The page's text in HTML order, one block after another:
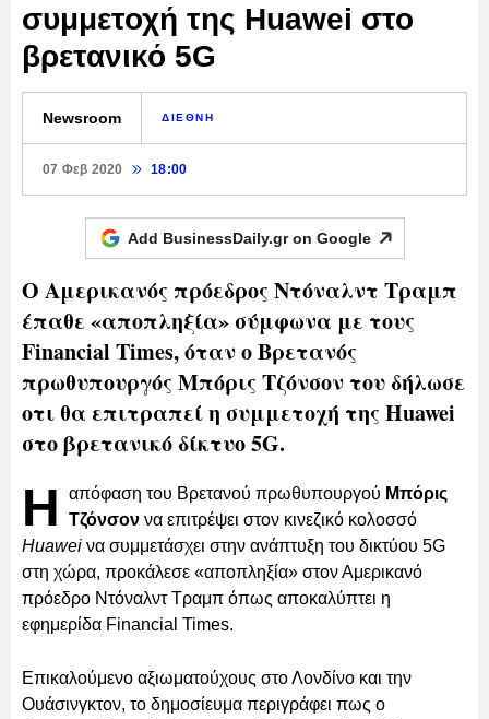
συμμετοχή της Huawei στο
βρετανικό 5G
Newsroom ΔΙΕΘΝΗ
07 Φεβ 2020 18:00
Add BusinessDaily.gr on Google
Ο Αμερικανός πρόεδρος Ντόναλντ Τραμπ
έπαθε «αποπληξία» σύμφωνα με τους
Financial Times, όταν ο Βρετανός
πρωθυπουργός Μπόρις Τζόνσον του δήλωσε
οτι θα επιτραπεί η συμμετοχή της Huawei
στο βρετανικό δίκτυο 5G.
Η απόφαση του Βρετανού πρωθυπουργού Μπόρις
Τζόνσον να επιτρέψει στον κινεζικό κολοσσό
Huawei να συμμετάσχει στην ανάπτυξη του δικτύου 5G
στη χώρα, προκάλεσε «αποπληξία» στον Αμερικανό
πρόεδρο Ντόναλντ Τραμπ όπως αποκαλύπτει η
εφημερίδα Financial Times.
Επικαλούμενο αξιωματούχους στο Λονδίνο και την
Ουάσινγκτον, το δημοσίευμα περιγράφει πως ο